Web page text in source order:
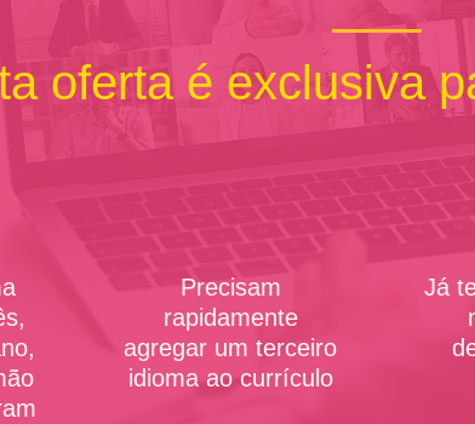
oferta é exclusiva
Precisam
rapidamente
agregar um terceiro
idioma ao currículo
Já